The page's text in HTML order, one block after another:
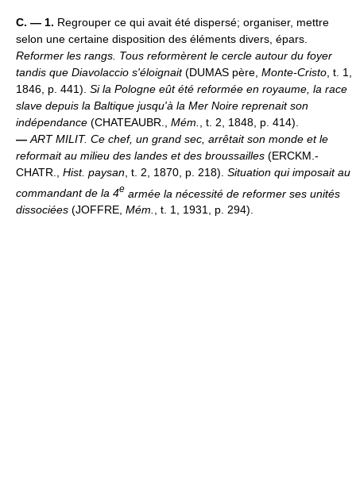
C. — 1. Regrouper ce qui avait été dispersé; organiser, mettre
selon une certaine disposition des éléments divers, épars.
Reformer les rangs. Tous reformèrent le cercle autour du foyer
tandis que Diavolaccio s'éloignait(DUMAS père, Monte-Cristo , t. 1,
1846, p. 441). Si la Pologne eût été reformée en royaume, la race
slave depuis la Baltique jusqu'à la Mer Noire reprenait son
indépendance (CHATEAUBR., Mém.
, t. 2, 1848, p. 414).
— ART MILIT. Ce chef, un grand sec, arrêtait son monde et le
reformait au milieu des landes et des broussailles (ERCKM.-
CHATR., Hist. paysan , t. 2, 1870, p. 218). Situation qui imposait au
commandant de la 4e armée la nécessité de reformer ses unités
dissociées (JOFFRE, Mém., t. 1, 1931, p. 294).